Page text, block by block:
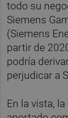
todo su
Siemens
(Siemens
partir de
podría
perjudicar a
En la vista,